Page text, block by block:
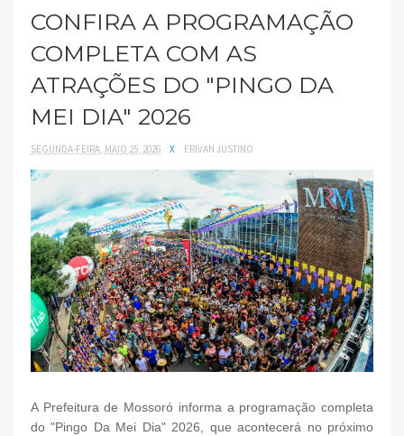
CONFIRA A PROGRAMAÇÃO
COMPLETA COM AS
ATRAÇÕES DO "PINGO DA
MEI DIA" 2026
SEGUNDA-FEIRA, MAIO 25, 2026 X ERIVAN JUSTINO
A Prefeitura de Mossoró informa a programação completa
do "Pingo Da Mei Dia" 2026, que acontecerá no próximo